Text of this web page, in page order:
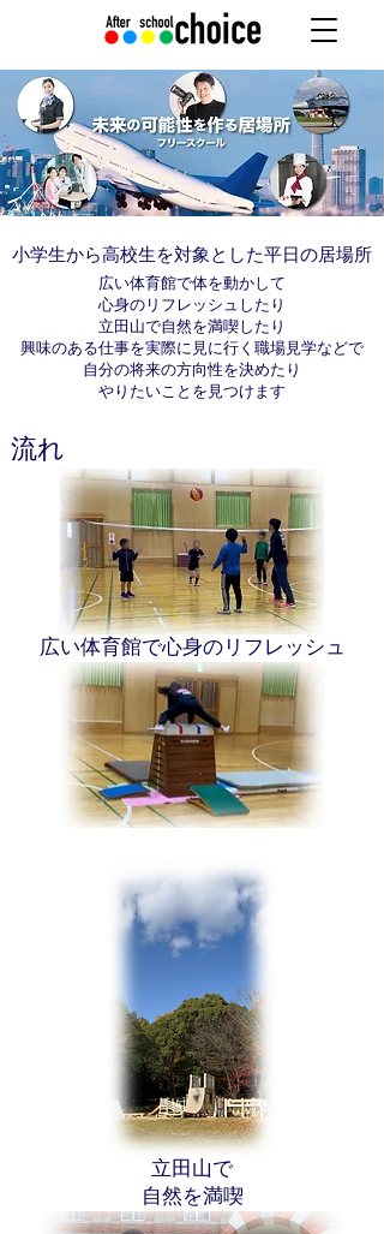
小学生から高校生を対象とした平日の居場所
広い体育館で体を動かして
心身のリフレッシュしたり
立田山で自然を満喫したり
興味のある仕事を実際に見に行く職場見学などで
自分の将来の方向性を決めたり
​やりたいことを見つけます
流れ
広い体育館で心身のリフレッシュ
立田山で
​自然を満喫